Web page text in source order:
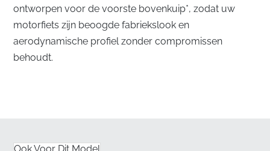
ontworpen voor de voorste bovenkuip*, zodat uw
motorfiets zijn beoogde fabriekslook en
aerodynamische profiel zonder compromissen
behoudt.